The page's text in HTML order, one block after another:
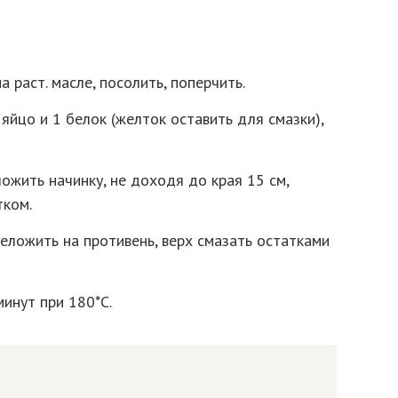
раст. масле, посолить, поперчить.
и 1 белок (желток оставить для смазки),
начинку, не доходя до края 15 см,
на противень, верх смазать остатками
при 180*С.